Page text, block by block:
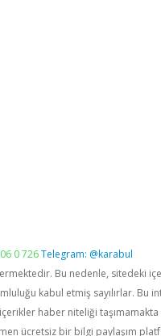
0 726Telegram: @karabul
Bu nedenle, sitedeki
kabul etmiş sayılırlar. Bu
haber niteliği
ücretsiz bir bilgi paylaşım